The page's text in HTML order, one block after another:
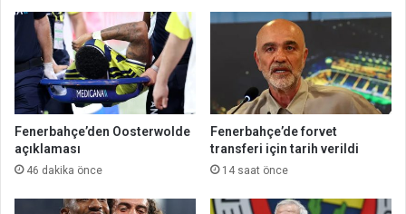
Fenerbahçe’den Oosterwolde
açıklaması
46 dakika önce
Fenerbahçe’de forvet
transferi için tarih verildi
14 saat önce